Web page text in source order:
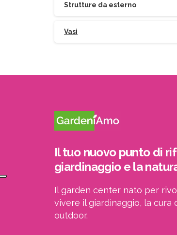
Strutture da esterno
Vasi
Il tuo nuovo punto di
giardinaggio e la
Il garden center nato per
vivere il giardinaggio, la cura
outdoor.